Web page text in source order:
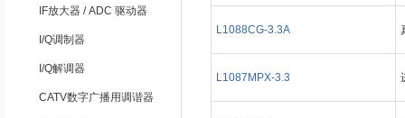
L1088CG-3.3A
L1087MPX-3.3
IF放大器 / ADC 驱动器
I/Q调制器
I/Q解调器
CATV数字广播用调谐器